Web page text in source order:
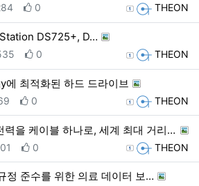
등록자 THEON
추천
0
DS725+, D…
등록자 THEON
추천
0
에 최적화된 하드 드라이브
등록자 THEON
추천
0
을 케이블 하나로, 세계 최대 거리 전송 …
등록자 THEON
추천
0
정 준수를 위한 의료 데이터 보…